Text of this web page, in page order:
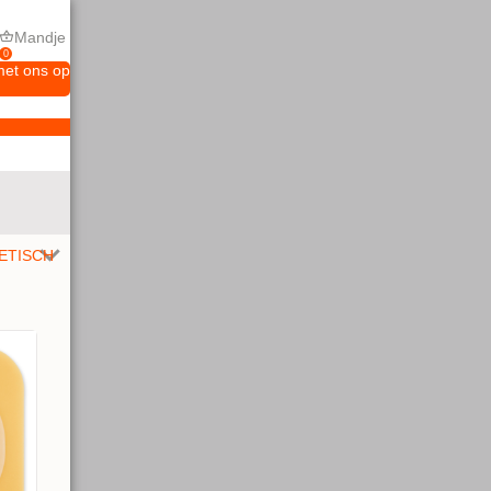
0
Mandje
ons op